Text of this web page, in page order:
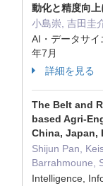
動化と精度向
小島崇, 吉田圭
AI・データサ
年7月
詳細を見る
The Belt and
based Agri-
China, Japan,
Shijun Pan,
Barrahmoune,
Intelligence,